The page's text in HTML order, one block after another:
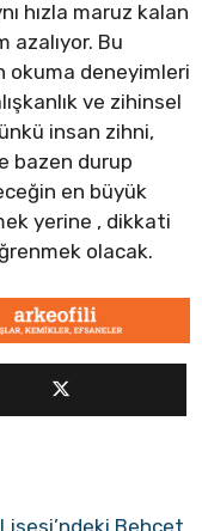
hızla maruz kalan
azalıyor. Bu
okuma deneyimleri
ve zihinsel
insan zihni,
bazen durup
en büyük
yerine , dikkati
olacak.